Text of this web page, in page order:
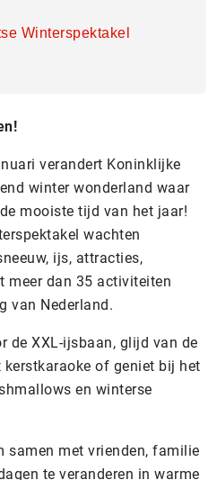
verandert Koninklijke
winter wonderland waar
mooiste tijd van het jaar!
wachten
ijs, attracties,
meer dan 35 activiteiten
van Nederland.
de XXL-ijsbaan, glijd van de
of geniet bij het
en winterse
samen met vrienden, familie
te veranderen in warme
Winterspektakel